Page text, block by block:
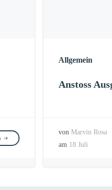
Allgemein
Anstoss
von Marvin Rosa
am 18 Juli